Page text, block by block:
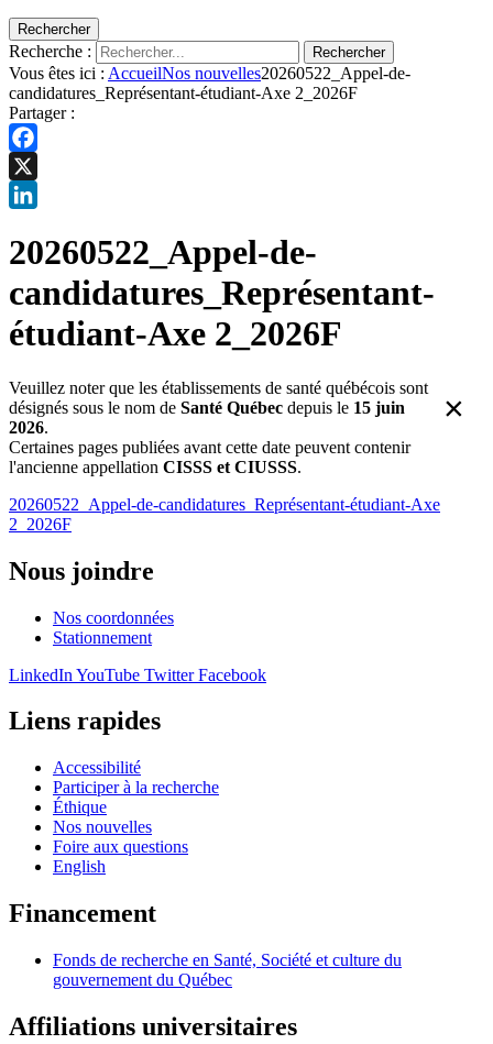
Rechercher
Recherche : Rechercher
Vous êtes ici : AccueilNos nouvelles20260522_Appel-de-
candidatures_Représentant-étudiant-Axe 2_2026F
Partager :
Facebook
X
20260522_Appel-de-
candidatures_Représentant-
étudiant-Axe 2_2026F
Veuillez noter que les établissements de santé québécois sont
désignés sous le nom de Santé Québec depuis le 15 juin
2026.
Certaines pages publiées avant cette date peuvent contenir
l'ancienne appellation CISSS et CIUSSS.
×
20260522_Appel-de-candidatures_Représentant-étudiant-Axe
2_2026F
Nous joindre
Nos coordonnées
Stationnement
LinkedIn YouTube Twitter Facebook
Liens rapides
Accessibilité
Participer à la recherche
Éthique
Nos nouvelles
Foire aux questions
English
Financement
Fonds de recherche en Santé, Société et culture du
gouvernement du Québec
Affiliations universitaires